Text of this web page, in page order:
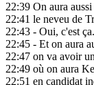
22:39 On aura
22:41 le neveu de
22:43 - Oui, c'est ça.
22:45 - Et on aura
22:47 on va avoir
22:49 où on aura
22:51 en candidat